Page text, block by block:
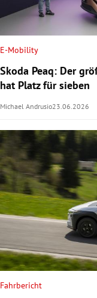
E-Mobility
Skoda Peaq: Der
hat Platz für sieben
Michael Andrusio23.06.2026
Fahrbericht